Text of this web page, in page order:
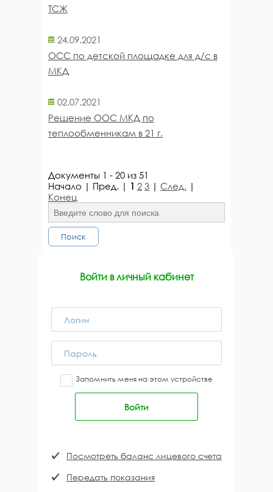
ТСЖ
24.09.2021
ОСС по детской площадке для д/с в
МКД
02.07.2021
Решение ООС МКД по
теплообменникам в 21 г.
Документы 1 - 20 из 51
Начало | Пред. | 1 2 3 | След. |
Конец
Поиск
Войти в личный кабинет
Запомнить меня на этом устройстве
Посмотреть баланс лицевого счета
Передать показания